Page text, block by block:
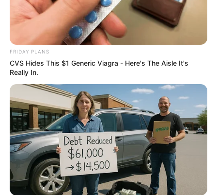
เช่นเดียวกับชาวโรมัน และชาวกรีกโบราณ ซึ่งก็เชื่อถือกันว่า
นกแสกเป็นนกที่บอกลางร้าย และความเชื่อเช่นนี้ยัง
สืบทอดติดต่อกันมาจนถึงชาวอังกฤษ และชาวยุโรป รวมไป
FRIDAY PLANS
CVS Hides This $1 Generic Viagra - Here's The Aisle It's
Really In.